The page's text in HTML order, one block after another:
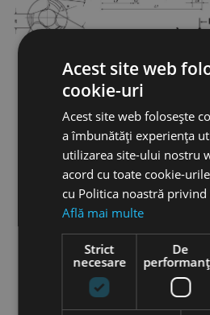
Acest site web
cookie-uri
Acest site web folosește
a îmbunătăți experiența
utilizarea site-ului nostru
acord cu toate cookie-
cu Politica noastră
Află mai multe
Strict
necesare
De